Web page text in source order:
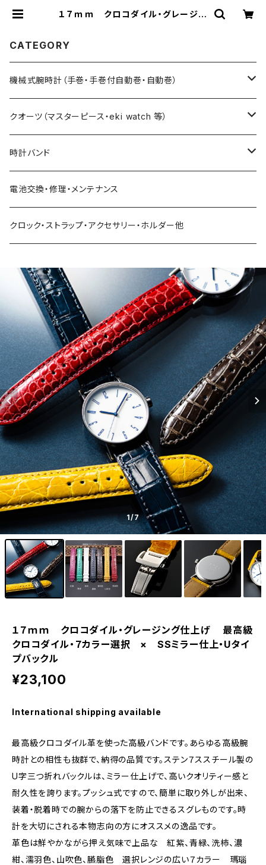
１７ｍｍ クロコダイル・グレージン
プバックル | ときのつくり手 時計企
CATEGORY
機械式腕時計（手巻・手巻付自動巻・自動巻）
藤原和博プロデュース（限定モデル）
限定モデル
urushi kiso 機械式
中仙道モデル
手巻腕時計 THE SPQR
限定モデル
五十嵐威暢デザイン
手巻提げ SUPERIORE（スーペリオーレ）
Ventuno pr パワーリザーブ
Ventuno pr-nc パワーリザーブノンカレ
Ventuno ss スモールセコンド
Ventuno st ストレート
手巻付自動巻小型サイズ
Ventuno fs
Ubud 機械式
自動巻デイデイト Ventuno dd
五十嵐威暢デザイン
earth watch
OUTLET
クオーツ（マスターピース・eki watch 等）
限定モデル
藤原和博プロデュース（限定）
定番クオーツ
masterpiece dd
THE SPQR LQ
Ubud クオーツ
五十嵐威暢デザイン
eki watch
sapporo star watch
DUAL TIME 12+24
提げ時計
NURSE WATCH（ナースウオッチ）
TASCHETTA（タスケッタ）
PULSE WATCH（パルスウオッチ）
POCKET CHRONO（ポケットクロノ）
Da Vinch（ダ・ヴィンチ）
outlet
時計バンド
クロコダイル（20・18・17・14mm）
SOMESレザー・シート革（20・18・17・14ｍｍ）
ドレスバンド（20・17・14mm）
手巻・漆機械式・有田焼機械式用（20mm）
手巻付自動巻・自動巻用（18mm）
arita ism ss・urushi ss（20mm）
arita ism・urushi kiso（17mm）
マスターピース用（18ｍｍ）
eki ・starwatch37用（20mm）
eki ・sapporo starwatch 用（17mm）
電池交換・修理・メンテナンス
クロック・ストラップ・アクセサリー・ホルダー他
1/7
１７ｍｍ クロコダイル・グレージング仕上げ 最高級
クロコダイル・７カラー選択 × SSミラー仕上・Uタイ
プバックル
¥23,100
International shipping available
最高級クロコダイル革を使った高級バンドです。あらゆる高級腕
時計との相性も抜群で、納得の品質です。ステン７ススチール製の
U字三つ折れバックルは、ミラー仕上げで、高いクオリティー感と
耐久性を誇ります。プッシュ式ですので、簡単に取り外しが出来、
装着・脱着時での腕からの落下を防止できるスグレものです。時
計を大切にされる本物志向の方にオススメの逸品です。
革色は鮮やかながら押え気味で上品な 紅紫、青緑、洗柿、濃
紺、濡羽色、山吹色、臙脂色 選択レンジの広い７カラー 瑪瑙